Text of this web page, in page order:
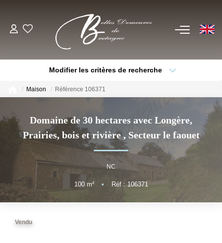
EN
Voir Tous Nos Biens
Châteaux & Manoirs
Propriétés Avec Étangs, Moulins
Bord De Mer
Propriétés Équestres, Rurales
Autres Demeures De Charme
Modifier les critères de recherche
Plus de critères Créer une alerte
Maison Référence 106371
Domaine de 30 hectares avec Longère,
Prairies, bois et rivière,Secteur le faouet
NC
100m² • Réf : 106371
Vendu